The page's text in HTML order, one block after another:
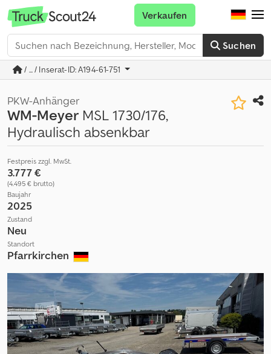
Suchen
Verkaufen
/ ... / Inserat-ID: A194-61-751
PKW-Anhänger
WM-Meyer MSL 1730/176,
Hydraulisch absenkbar
Festpreis zzgl. MwSt.
3.777 €
(4.495 € brutto)
Baujahr
2025
Zustand
Neu
Standort
Pfarrkirchen